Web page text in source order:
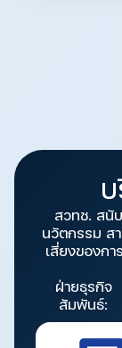
สวทช. สนั
นวัตกรรม ส
เสี่ยงของก
ฝ่ายธุรกิจ
สัมพันธ์: